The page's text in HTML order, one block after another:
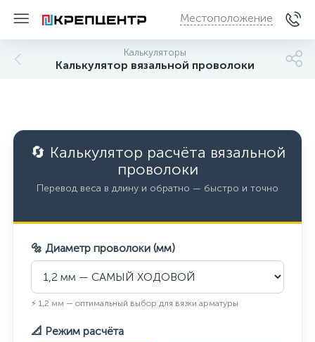
Местоположение
Калькуляторы
Калькулятор вязальной проволоки
🔄 Калькулятор расчёта вязальной
проволоки
Перевод веса в длину и обратно — быстро и точно
🔩 Диаметр проволоки (мм)
⚡ 1,2 мм — оптимальный выбор для вязки арматуры
📐 Режим расчёта